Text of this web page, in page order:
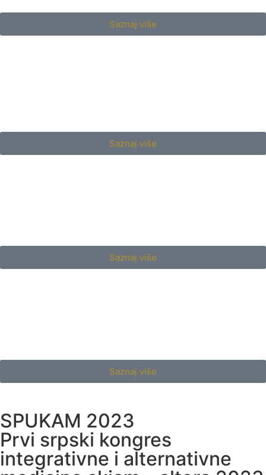
Saznaj više
Saznaj više
Saznaj više
Saznaj više
SPUKAM 2023
Prvi srpski kongres
integrativne i alternativne